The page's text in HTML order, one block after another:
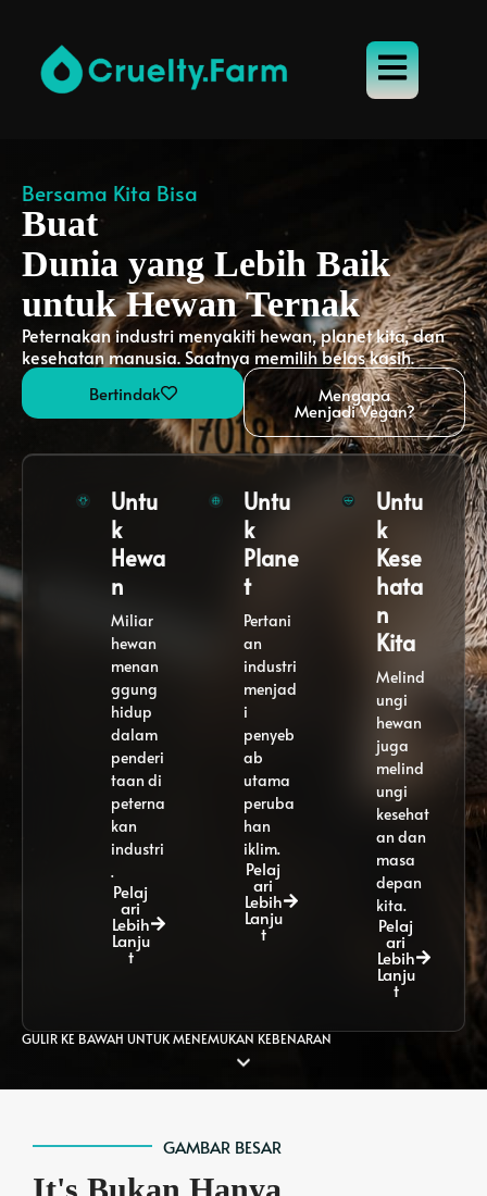
Bersama Kita Bisa
Buat
Dunia yang Lebih Baik
untuk Hewan Ternak
Peternakan industri menyakiti hewan, planet kita, dan
kesehatan manusia. Saatnya memilih belas kasih.
Bertindak Mengapa
Menjadi Vegan?
Untu
k
Hewa
n
Miliar
hewan
menan
ggung
hidup
dalam
penderi
taan di
peterna
kan
industri
.
Pelaj
ari
Lebih
Lanju
t
Untu
k
Plane
t
Pertani
an
industri
menjad
i
penyeb
ab
utama
peruba
han
iklim.
Pelaj
ari
Lebih
Lanju
t
Untu
k
Kese
hata
n
Kita
Melind
ungi
hewan
juga
melind
ungi
kesehat
an dan
masa
depan
kita.
Pelaj
ari
Lebih
Lanju
t
GULIR KE BAWAH UNTUK MENEMUKAN KEBENARAN
GAMBAR BESAR